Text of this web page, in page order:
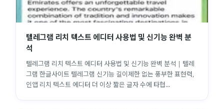
텔레그램 리치 텍스트 에디터 사용법 및 신기능 완벽 분
석
텔레그램 리치 텍스트 에디터 사용법 및 신기능 완벽 분석 | 텔레
그램 한글사이트 텔레그램 신기능 길이제한 없는 풍부한 표현력,
인앱 리치 텍스트 에디터 더 이상 짧은 글자 수에 타협...